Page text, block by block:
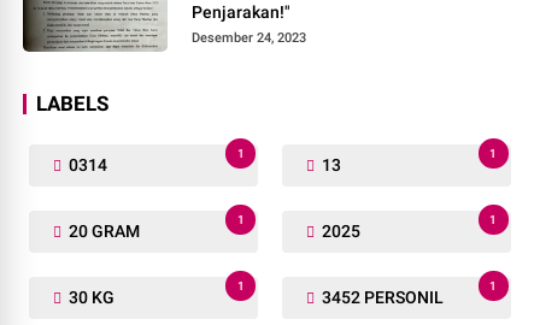
Penjarakan!"
Desember 24, 2023
LABELS
0314
1
13
1
20 GRAM
1
2025
1
30 KG
1
3452 PERSONIL
1